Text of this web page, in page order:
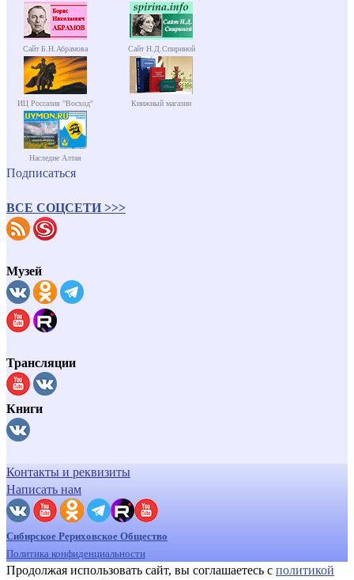
Сайт Б.Н.Абрамова Сайт Н.Д.Спириной
ИЦ Россазия "Восход" Книжный магазин
Наследие Алтая
Подписаться
ВСЕ СОЦСЕТИ >>>
Музей
Трансляции
Книги
Контакты и реквизиты
Написать нам
Сибирское Рериховское Общество
Политика конфиденциальности
Продолжая использовать сайт, вы соглашаетесь с политикой